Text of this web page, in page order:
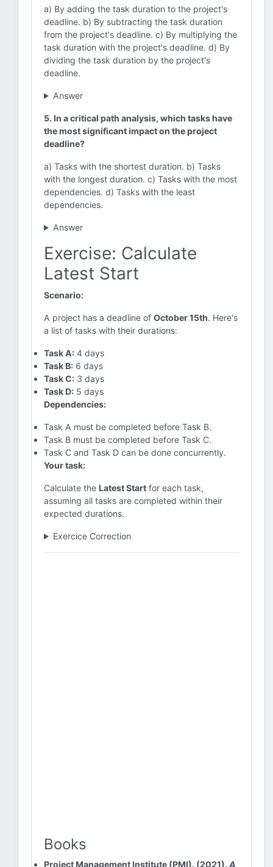
a) By adding the task duration to the project's
deadline. b) By subtracting the task duration
from the project's deadline. c) By multiplying the
task duration with the project's deadline. d) By
dividing the task duration by the project's
deadline.
Answer
5. In a critical path analysis, which tasks have
the most significant impact on the project
deadline?
a) Tasks with the shortest duration. b) Tasks
with the longest duration. c) Tasks with the most
dependencies. d) Tasks with the least
dependencies.
Answer
Exercise: Calculate
Latest Start
Scenario:
A project has a deadline of October 15th. Here's
a list of tasks with their durations:
Task A: 4 days
Task B: 6 days
Task C: 3 days
Task D: 5 days
Dependencies:
Task A must be completed before Task B.
Task B must be completed before Task C.
Task C and Task D can be done concurrently.
Your task:
Calculate the Latest Start for each task,
assuming all tasks are completed within their
expected durations.
Exercice Correction
Books
Project Management Institute (PMI). (2021). A